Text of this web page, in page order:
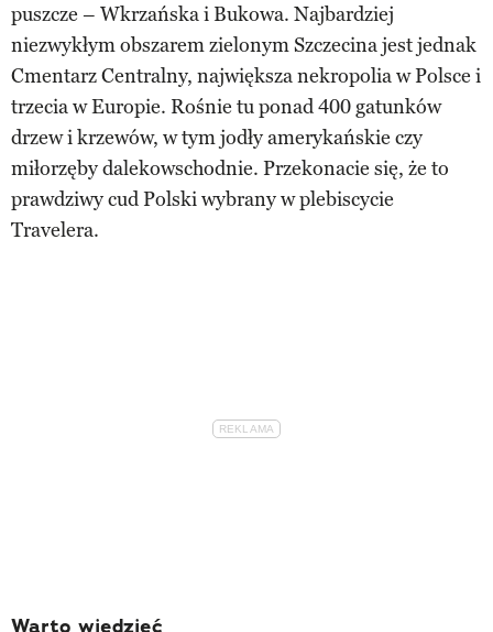
puszcze – Wkrzańska i Bukowa. Najbardziej
niezwykłym obszarem zielonym Szczecina jest jednak
Cmentarz Centralny, największa nekropolia w Polsce i
trzecia w Europie. Rośnie tu ponad 400 gatunków
drzew i krzewów, w tym jodły amerykańskie czy
miłorzęby dalekowschodnie. Przekonacie się, że to
prawdziwy cud Polski wybrany w plebiscycie
Travelera.
Warto wiedzieć